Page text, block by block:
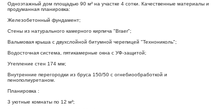
Одноэтажный дом площадью 90 м² на участке 4 сотки. Качественные материалы и
продуманная планировка:
Железобетонный фундамент;
Стены из натурального камерного кирпича "Braer";
Вальмовая крыша с двухслойной битумной черепицей "Технониколь";
Водосточная система, пятикамерные окна с УФ-защитой;
Утепление стен 174 мм;
Внутренние перегородки из бруса 150/50 с огнебиообработкой и
пенополиуретаном.
Планировка :
3 уютные комнаты по 12 м²;